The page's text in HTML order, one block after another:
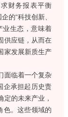
财务报表平衡
的“科技创新、
业生态，意味着
供应链，从而在
家发展新质生产
面临着一个复杂
企承担起历史责
的未来产业，
色。这些领域的